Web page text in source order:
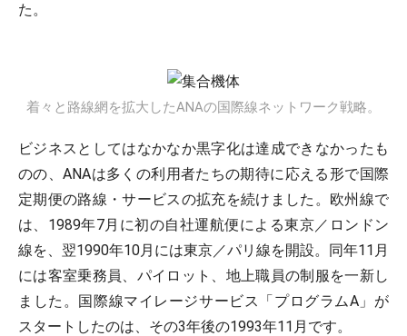
た。
着々と路線網を拡大したANAの国際線ネットワーク戦略。
ビジネスとしてはなかなか黒字化は達成できなかったも
のの、ANAは多くの利用者たちの期待に応える形で国際
定期便の路線・サービスの拡充を続けました。欧州線で
は、1989年7月に初の自社運航便による東京／ロンドン
線を、翌1990年10月には東京／パリ線を開設。同年11月
には客室乗務員、パイロット、地上職員の制服を一新し
ました。国際線マイレージサービス「プログラムA」が
スタートしたのは、その3年後の1993年11月です。